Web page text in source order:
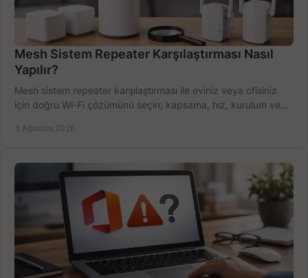
Mesh Sistem Repeater Karşılaştırması Nasıl
Yapılır?
Mesh sistem repeater karşılaştırması ile eviniz veya ofisiniz
için doğru Wi-Fi çözümünü seçin; kapsama, hız, kurulum ve
3 Ağustos 2026